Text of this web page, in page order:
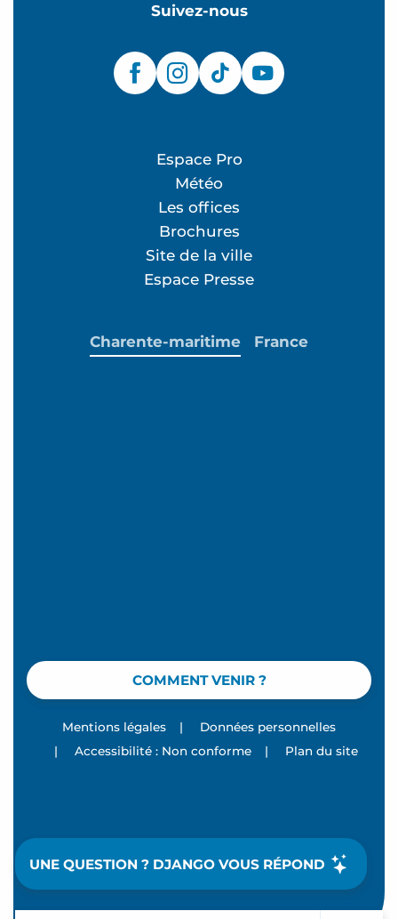
UNE QUESTION ? DJANGO VOUS RÉPOND
Suivez-nous
Espace Pro
Météo
Les offices
Brochures
Site de la ville
Espace Presse
COMMENT VENIR ?
Charente-maritime France
Mentions légales |
Données personnelles
|
Accessibilité : Non conforme | Plan du site